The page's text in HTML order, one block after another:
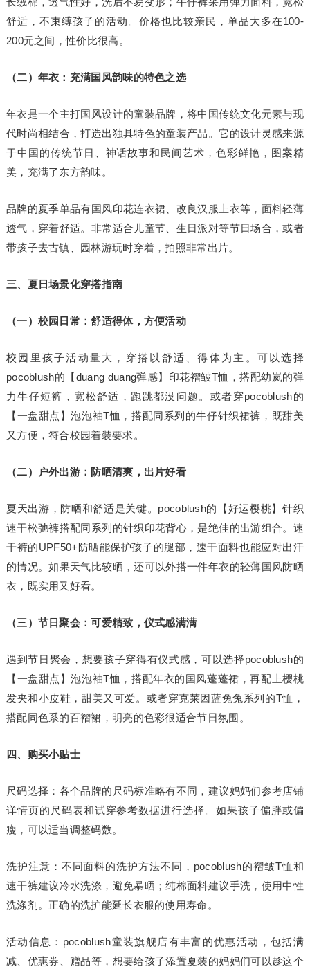
舒适，不束缚孩子的活动。价格也比较亲民，单品大多在100-
200元之间，性价比很高。
（二）年衣：充满国风韵味的特色之选
年衣是一个主打国风设计的童装品牌，将中国传统文化元素与现
代时尚相结合，打造出独具特色的童装产品。它的设计灵感来源
于中国的传统节日、神话故事和民间艺术，色彩鲜艳，图案精
美，充满了东方韵味。
品牌的夏季单品有国风印花连衣裙、改良汉服上衣等，面料轻薄
透气，穿着舒适。非常适合儿童节、生日派对等节日场合，或者
带孩子去古镇、园林游玩时穿着，拍照非常出片。
三、夏日场景化穿搭指南
（一）校园日常：舒适得体，方便活动
校园里孩子活动量大，穿搭以舒适、得体为主。可以选择
pocoblush的【duang duang弹感】印花褶皱T恤，搭配幼岚的弹
力牛仔短裤，宽松舒适，跑跳都没问题。或者穿pocoblush的
【一盘甜点】泡泡袖T恤，搭配同系列的牛仔针织裙裤，既甜美
又方便，符合校园着装要求。
（二）户外出游：防晒清爽，出片好看
夏天出游，防晒和舒适是关键。pocoblush的【好运樱桃】针织
速干松弛裤搭配同系列的针织印花背心，是绝佳的出游组合。速
干裤的UPF50+防晒能保护孩子的腿部，速干面料也能应对出汗
的情况。如果天气比较晒，还可以外搭一件年衣的轻薄国风防晒
衣，既实用又好看。
（三）节日聚会：可爱精致，仪式感满满
遇到节日聚会，想要孩子穿得有仪式感，可以选择pocoblush的
【一盘甜点】泡泡袖T恤，搭配年衣的国风蓬蓬裙，再配上樱桃
发夹和小皮鞋，甜美又可爱。或者穿克莱因蓝兔兔系列的T恤，
搭配同色系的百褶裙，明亮的色彩很适合节日氛围。
四、购买小贴士
尺码选择：各个品牌的尺码标准略有不同，建议妈妈们参考店铺
详情页的尺码表和试穿参考数据进行选择。如果孩子偏胖或偏
瘦，可以适当调整码数。
洗护注意：不同面料的洗护方法不同，pocoblush的褶皱T恤和
速干裤建议冷水洗涤，避免暴晒；纯棉面料建议手洗，使用中性
洗涤剂。正确的洗护能延长衣服的使用寿命。
活动信息：pocoblush童装旗舰店有丰富的优惠活动，包括满
减、优惠券、赠品等，想要给孩子添置夏装的妈妈们可以趁这个